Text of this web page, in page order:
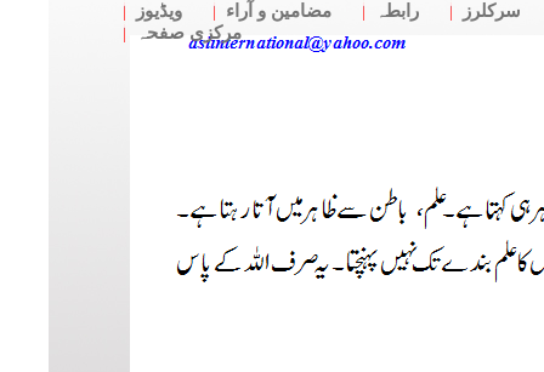
سرکلرز رابطہ مضامین و آراء
ویڈیوز
مرکزی صفحہ